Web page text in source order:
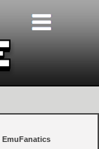
EmuFanatics